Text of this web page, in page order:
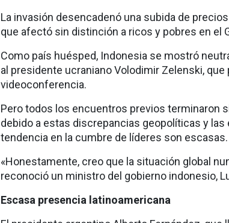
La invasión desencadenó una subida de
que afectó sin distinción a ricos y pobres en el
Como país huésped, Indonesia se mostró
al presidente ucraniano Volodimir Zelenski, que
videoconferencia.
Pero todos los encuentros previos terminaron
debido a estas discrepancias geopolíticas y las
tendencia en la cumbre de líderes son escasas.
«Honestamente, creo que la situación global
reconoció un ministro del gobierno indonesio,
Escasa presencia latinoamericana